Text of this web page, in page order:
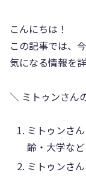
こんにちは！
この記事では、
気になる情報を
＼ ミトゥンさん
ミトゥンさ
齢・大学な
ミトゥンさ